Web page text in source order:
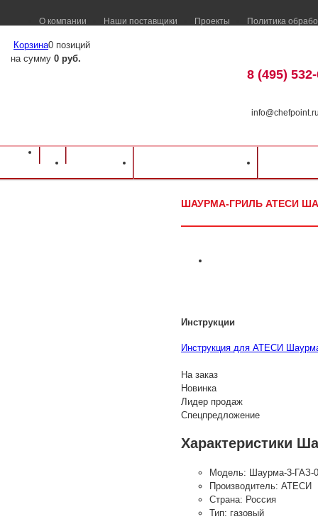
О компании Наши поставщики Проекты Политика
Корзина0 позиций
на сумму 0 руб.
8 (495)
Оборудование для ресторанов и кафе
ШАУРМА-ГРИЛЬ АТЕСИ
Инструкции
Инструкция для АТЕСИ
На заказ
Новинка
Лидер продаж
Спецпредложение
Характеристики
Модель: Шаурма-3-ГАЗ-
Производитель: АТЕСИ
Страна: Россия
Тип: газовый